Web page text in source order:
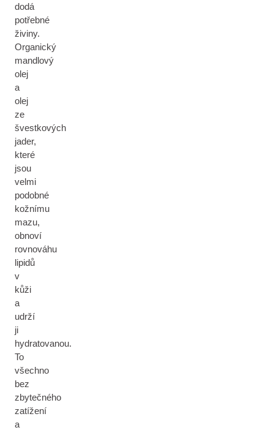
dodá
potřebné
živiny.
Organický
mandlový
olej
a
olej
ze
švestkových
jader,
které
jsou
velmi
podobné
kožnímu
mazu,
obnoví
rovnováhu
lipidů
v
kůži
a
udrží
ji
hydratovanou.
To
všechno
bez
zbytečného
zatížení
a